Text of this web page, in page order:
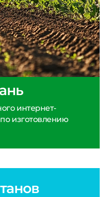
интернет-
изготовлению